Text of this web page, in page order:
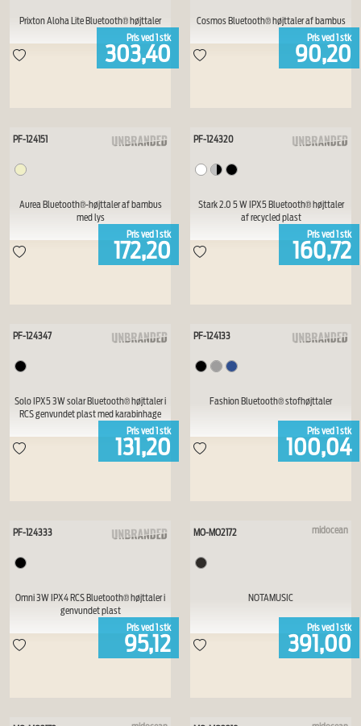
Prixton Aloha Lite Bluetooth® højttaler
Pris ved 1 stk
303,40
Cosmos Bluetooth® højttaler af bambus
Pris ved 1 stk
90,20
PF-124151
Aurea Bluetooth®-højttaler af bambus
med lys
Pris ved 1 stk
172,20
PF-124320
Stark 2.0 5 W IPX5 Bluetooth® højttaler
af recycled plast
Pris ved 1 stk
160,72
PF-124347
Solo IPX5 3W solar Bluetooth® højttaler i
RCS genvundet plast med karabinhage
Pris ved 1 stk
131,20
PF-124133
Fashion Bluetooth® stofhøjttaler
Pris ved 1 stk
100,04
PF-124333
Omni 3W IPX4 RCS Bluetooth® højttaler i
genvundet plast
Pris ved 1 stk
95,12
midocean
MO-MO2172
NOTAMUSIC
Pris ved 1 stk
391,00